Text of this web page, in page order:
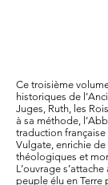
Ce troisième
historiques de
Juges, Ruth, les
à sa méthode,
traduction
Vulgate, enrichie
théologiques et
L’ouvrage
peuple élu en Terre